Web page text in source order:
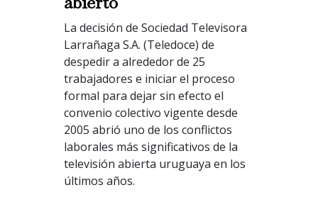
La decisión de Sociedad Televisora
Larrañaga S.A. (Teledoce) de
despedir a alrededor de 25
trabajadores e iniciar el proceso
formal para dejar sin efecto el
convenio colectivo vigente desde
2005 abrió uno de los conflictos
laborales más significativos de la
televisión abierta uruguaya en los
últimos años.